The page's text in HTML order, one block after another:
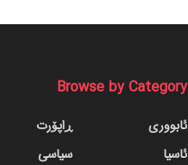
Browse by Category
ئابووری
ئاسیا
ڕاپۆرت
سیاسی